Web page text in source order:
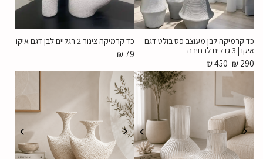
כד קרמיקה לבן מעוצב פס בולט דגם
איקו | 3 גדלים לבחירה
₪ 290
–
₪450
כד קרמיקה צינור 2 רגליים לבן דגם איקו
₪ 79